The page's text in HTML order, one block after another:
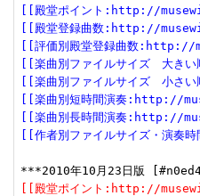
[[殿堂ポイント:http://
[[殿堂登録曲数:http://
[[評価別殿堂登録曲数
[[楽曲別ファイルサイズ　
[[楽曲別ファイルサイズ　
[[楽曲別短時間演奏:http://
[[楽曲別長時間演奏:http://
[[作者別ファイルサイズ・
[[殿堂ポイント:http://